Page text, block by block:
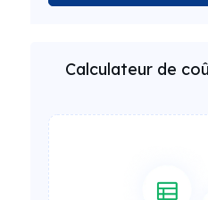
Calculateur de